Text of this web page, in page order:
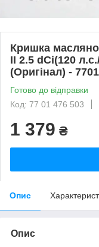
Кришка
II 2.5 dCi(120
(Оригінал) -
Готово до відправки
Код: 77 01 476 503
1 379 ₴
Опис
Опис